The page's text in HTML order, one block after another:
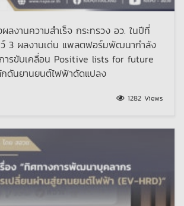
ลงานความสำเร็จ กระทรวง อว. ในปีที่
3 ผลงานเด่น แพลตฟอร์มพัฒนากำลัง
ารขับเคลื่อน Positive lists for future
กดันยานยนต์ไฟฟ้าดัดแปลง
1282 Views